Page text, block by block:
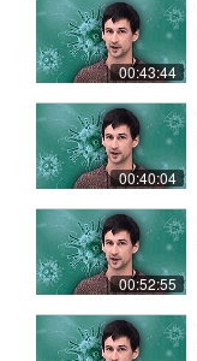
00:43:44
00:40:04
00:52:55